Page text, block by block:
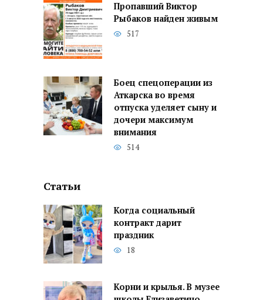
Пропавший Виктор
Рыбаков найден живым
517
Боец спецоперации из
Аткарска во время
отпуска уделяет сыну и
дочери максимум
внимания
514
Статьи
Когда социальный
контракт дарит
праздник
18
Корни и крылья. В музее